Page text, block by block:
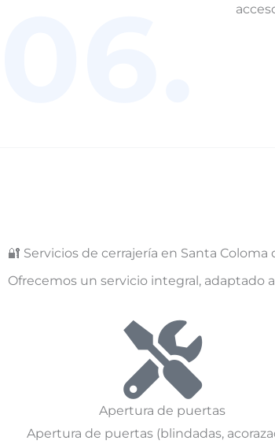
🔐 Servicios de cerrajería en Santa Coloma
Ofrecemos un servicio integral, adaptado
Apertura de puertas
Apertura de puertas (blindadas,